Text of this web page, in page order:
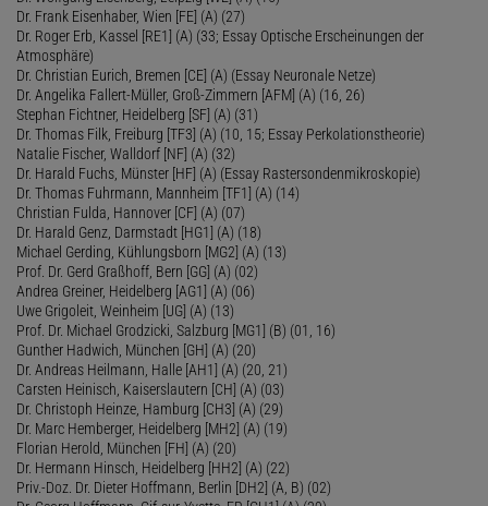
Dr. Frank Eisenhaber, Wien [FE] (A) (27)
Dr. Roger Erb, Kassel [RE1] (A) (33; Essay Optische Erscheinungen der
Atmosphäre)
Dr. Christian Eurich, Bremen [CE] (A) (Essay Neuronale Netze)
Dr. Angelika Fallert-Müller, Groß-Zimmern [AFM] (A) (16, 26)
Stephan Fichtner, Heidelberg [SF] (A) (31)
Dr. Thomas Filk, Freiburg [TF3] (A) (10, 15; Essay Perkolationstheorie)
Natalie Fischer, Walldorf [NF] (A) (32)
Dr. Harald Fuchs, Münster [HF] (A) (Essay Rastersondenmikroskopie)
Dr. Thomas Fuhrmann, Mannheim [TF1] (A) (14)
Christian Fulda, Hannover [CF] (A) (07)
Dr. Harald Genz, Darmstadt [HG1] (A) (18)
Michael Gerding, Kühlungsborn [MG2] (A) (13)
Prof. Dr. Gerd Graßhoff, Bern [GG] (A) (02)
Andrea Greiner, Heidelberg [AG1] (A) (06)
Uwe Grigoleit, Weinheim [UG] (A) (13)
Prof. Dr. Michael Grodzicki, Salzburg [MG1] (B) (01, 16)
Gunther Hadwich, München [GH] (A) (20)
Dr. Andreas Heilmann, Halle [AH1] (A) (20, 21)
Carsten Heinisch, Kaiserslautern [CH] (A) (03)
Dr. Christoph Heinze, Hamburg [CH3] (A) (29)
Dr. Marc Hemberger, Heidelberg [MH2] (A) (19)
Florian Herold, München [FH] (A) (20)
Dr. Hermann Hinsch, Heidelberg [HH2] (A) (22)
Priv.-Doz. Dr. Dieter Hoffmann, Berlin [DH2] (A, B) (02)